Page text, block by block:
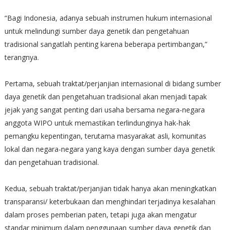
“Bagi Indonesia, adanya sebuah instrumen hukum internasional
untuk melindungi sumber daya genetik dan pengetahuan
tradisional sangatlah penting karena beberapa pertimbangan,”
terangnya.
Pertama, sebuah traktat/perjanjian internasional di bidang sumber
daya genetik dan pengetahuan tradisional akan menjadi tapak
jejak yang sangat penting dari usaha bersama negara-negara
anggota WIPO untuk memastikan terlindunginya hak-hak
pemangku kepentingan, terutama masyarakat asli, komunitas
lokal dan negara-negara yang kaya dengan sumber daya genetik
dan pengetahuan tradisional.
Kedua, sebuah traktat/perjanjian tidak hanya akan meningkatkan
transparansi/ keterbukaan dan menghindari terjadinya kesalahan
dalam proses pemberian paten, tetapi juga akan mengatur
standar minimum dalam penggunaan sumber daya genetik dan